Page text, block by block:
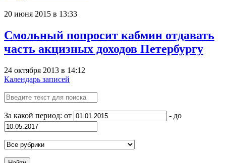
20 июня 2015 в 13:33
Смольный попросит кабмин отдавать
часть акцизных доходов Петербургу
24 октября 2013 в 14:12
Календарь записей
За какой период: от - до